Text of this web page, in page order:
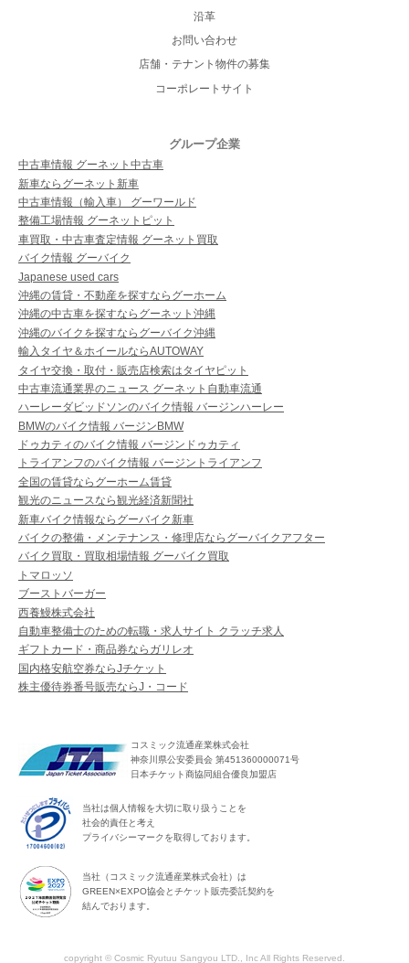
沿革
お問い合わせ
店舗・テナント物件の募集
コーポレートサイト
グループ企業
中古車情報 グーネット中古車
新車ならグーネット新車
中古車情報（輸入車） グーワールド
整備工場情報 グーネットピット
車買取・中古車査定情報 グーネット買取
バイク情報 グーバイク
Japanese used cars
沖縄の賃貸・不動産を探すならグーホーム
沖縄の中古車を探すならグーネット沖縄
沖縄のバイクを探すならグーバイク沖縄
輸入タイヤ＆ホイールならAUTOWAY
タイヤ交換・取付・販売店検索はタイヤピット
中古車流通業界のニュース グーネット自動車流通
ハーレーダビッドソンのバイク情報 バージンハーレー
BMWのバイク情報 バージンBMW
ドゥカティのバイク情報 バージンドゥカティ
トライアンフのバイク情報 バージントライアンフ
全国の賃貸ならグーホーム賃貸
観光のニュースなら観光経済新聞社
新車バイク情報ならグーバイク新車
バイクの整備・メンテナンス・修理店ならグーバイクアフター
バイク買取・買取相場情報 グーバイク買取
トマロッソ
ブーストバーガー
西養鰻株式会社
自動車整備士のための転職・求人サイト クラッチ求人
ギフトカード・商品券ならガリレオ
国内格安航空券ならJチケット
株主優待券番号販売ならJ・コード
コスミック流通産業株式会社
神奈川県公安委員会 第451360000071号
日本チケット商協同組合優良加盟店
当社は個人情報を大切に取り扱うことを
社会的責任と考え
プライバシーマークを取得しております。
当社（コスミック流通産業株式会社）は
GREEN×EXPO協会とチケット販売委託契約を
結んでおります。
copyright © Cosmic Ryutuu Sangyou LTD., Inc All Rights Reserved.